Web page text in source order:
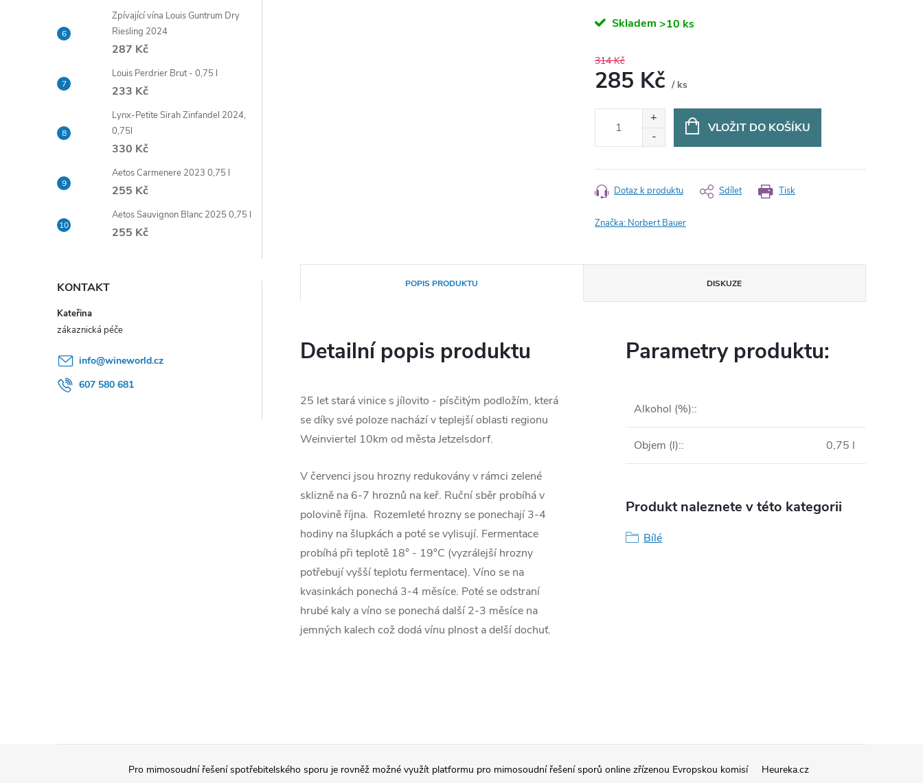
í
p
a
n
e
l
Zpívající vína Louis Guntrum Dry
Riesling 2024
287 Kč
Louis Perdrier Brut - 0,75 l
233 Kč
Lynx-Petite Sirah Zinfandel 2024,
0,75l
330 Kč
Aetos Carmenere 2023 0,75 l
255 Kč
Aetos Sauvignon Blanc 2025 0,75 l
255 Kč
KONTAKT
Kateřina
info@wineworld.cz
607 580 681
Skladem >10 ks
314 Kč
285 Kč / ks
VLOŽIT DO KOŠÍKU
Tisk
Dotaz k produktu Sdílet
Značka: Norbert Bauer
POPIS PRODUKTU DISKUZE
Detailní popis produktu
25 let stará vinice s jílovito - písčitým podložím, která
se díky své poloze nachází v teplejší oblasti regionu
Weinviertel 10km od města Jetzelsdorf.
V červenci jsou hrozny redukovány v rámci zelené
sklizně na 6-7 hroznů na keř. Ruční sběr probíhá v
polovině října. Rozemleté hrozny se ponechají 3-4
hodiny na šlupkách a poté se vylisují. Fermentace
probíhá při teplotě 18° - 19°C (vyzrálejší hrozny
potřebují vyšší teplotu fermentace). Víno se na
kvasinkách ponechá 3-4 měsíce. Poté se odstraní
hrubé kaly a víno se ponechá další 2-3 měsíce na
jemných kalech což dodá vínu plnost a delší dochuť.
Parametry produktu:
Alkohol (%)::
Objem (l):: 0,75 l
Produkt naleznete v této kategorii
Bílé
Pro mimosoudní řešení spotřebitelského sporu je rovněž možné využít platformu pro mimosoudní řešení sporů online zřízenou Evropskou komisí Heureka.cz